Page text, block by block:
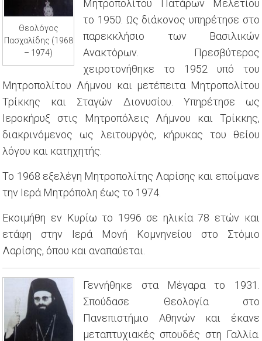
Θεολόγος
Πασχαλίδης (1968
– 1974)
Μητροπολίτου Πατάρων Μελετίου
το 1950. Ως διάκονος υπηρέτησε στο
παρεκκλήσιο των Βασιλικών
Ανακτόρων. Πρεσβύτερος
χειροτονήθηκε το 1952 υπό του
Μητροπολίτου Λήμνου και μετέπειτα Μητροπολίτου
Τρίκκης και Σταγών Διονυσίου. Υπηρέτησε ως
Ιεροκήρυξ στις Μητροπόλεις Λήμνου και Τρίκκης,
διακρινόμενος ως λειτουργός, κήρυκας του θείου
λόγου και κατηχητής.
Το 1968 εξελέγη Μητροπολίτης Λαρίσης και εποίμανε
την Ιερά Μητρόπολη έως το 1974.
Εκοιμήθη εν Κυρίω το 1996 σε ηλικία 78 ετών και
ετάφη στην Ιερά Μονή Κομνηνείου στο Στόμιο
Λαρίσης, όπου και αναπαύεται.
Γεννήθηκε στα Μέγαρα το 1931.
Σπούδασε Θεολογία στο
Πανεπιστήμιο Αθηνών και έκανε
μεταπτυχιακές σπουδές στη Γαλλία.